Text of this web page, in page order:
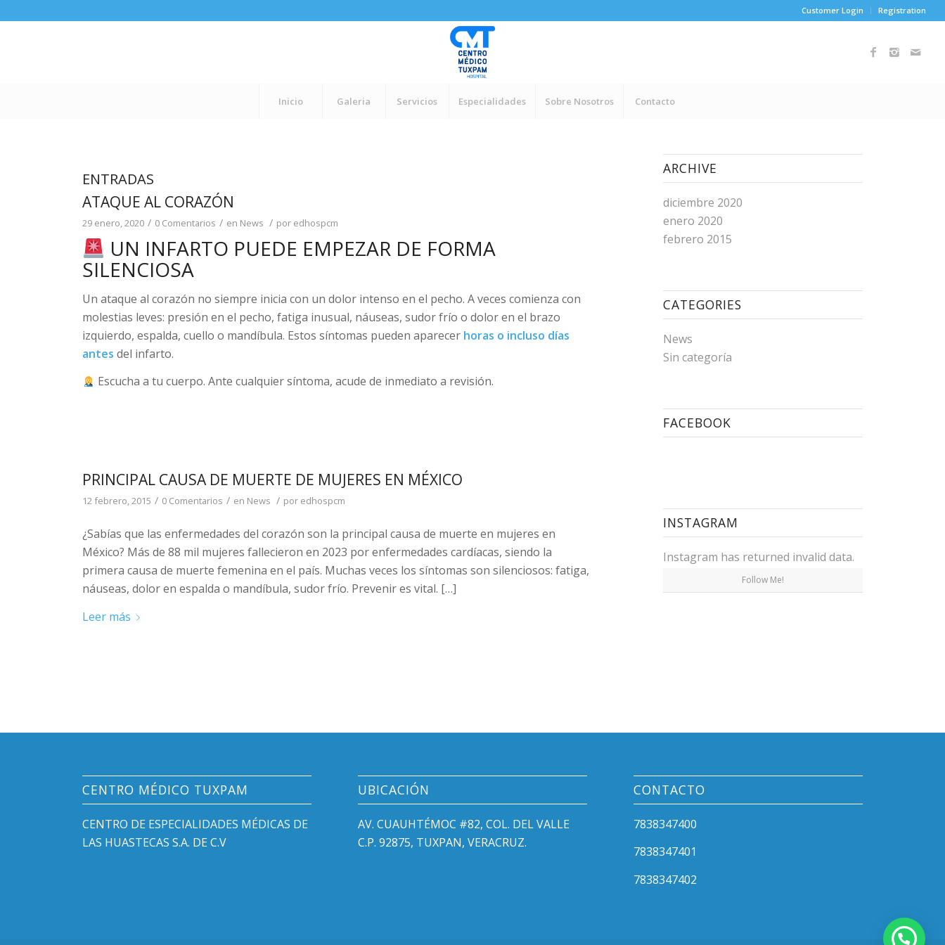
Customer Login Registration
Inicio Galeria Servicios Especialidades Sobre Nosotros Contacto
ENTRADAS
ATAQUE AL CORAZÓN
29 enero, 2020 / 0 Comentarios / en News / por edhospcm
UN INFARTO PUEDE EMPEZAR DE FORMA
SILENCIOSA
Un ataque al corazón no siempre inicia con un dolor intenso en el pecho. A veces comienza con
molestias leves: presión en el pecho, fatiga inusual, náuseas, sudor frío o dolor en el brazo
izquierdo, espalda, cuello o mandíbula. Estos síntomas pueden aparecer horas o incluso días
antes del infarto.
Escucha a tu cuerpo. Ante cualquier síntoma, acude de inmediato a revisión.
PRINCIPAL CAUSA DE MUERTE DE MUJERES EN MÉXICO
12 febrero, 2015 / 0 Comentarios / en News / por edhospcm
¿Sabías que las enfermedades del corazón son la principal causa de muerte en mujeres en
México? Más de 88 mil mujeres fallecieron en 2023 por enfermedades cardíacas, siendo la
primera causa de muerte femenina en el país. Muchas veces los síntomas son silenciosos: fatiga,
náuseas, dolor en espalda o mandíbula, sudor frío. Prevenir es vital. […]
Leer más
ARCHIVE
diciembre 2020
enero 2020
febrero 2015
CATEGORIES
News
Sin categoría
FACEBOOK
INSTAGRAM
Instagram has returned invalid data.
Follow Me!
CENTRO MÉDICO TUXPAM
CENTRO DE ESPECIALIDADES MÉDICAS DE
LAS HUASTECAS S.A. DE C.V
UBICACIÓN
AV. CUAUHTÉMOC #82, COL. DEL VALLE
C.P. 92875, TUXPAN, VERACRUZ.
CONTACTO
7838347400
7838347401
7838347402